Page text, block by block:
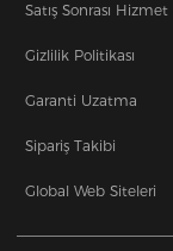
Satış Sonrası Hizmet
Gizlilik Politikası
Garanti Uzatma
Sipariş Takibi
Global Web Siteleri